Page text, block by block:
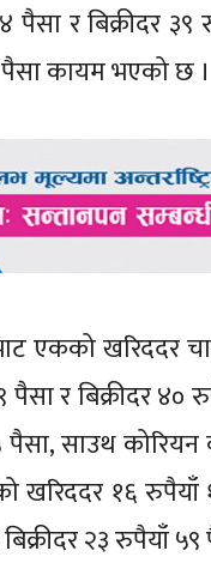
र बिक्रीदर
पैसा कायम भएको छ ।
एकको खरिददर
र बिक्रीदर
पैसा, साउथ
खरिददर १६
२३ रुपैयाँ